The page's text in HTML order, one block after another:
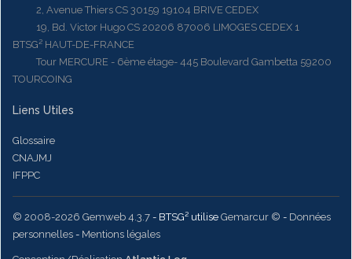
2, Avenue Thiers CS 30159 19104 BRIVE CEDEX
19, Bd. Victor Hugo CS 20206 87006 LIMOGES CEDEX 1
BTSG² HAUT-DE-FRANCE
Tour MERCURE - 6ème étage- 445 Boulevard Gambetta 59200
TOURCOING
Liens Utiles
Glossaire
CNAJMJ
IFPPC
© 2008-2026 Gemweb 4.3.7 - BTSG² utilise Gemarcur © - Données
personnelles - Mentions légales